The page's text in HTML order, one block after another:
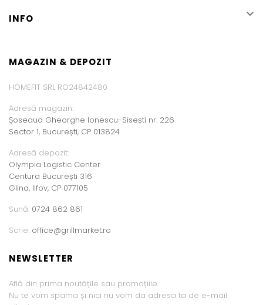
INFO 
MAGAZIN & DEPOZIT
HOMEFIT SRL RO24842480
Adresă magazin:
Șoseaua Gheorghe Ionescu-Sisești nr. 226
Sector 1, București, CP 013824
Adresă depozit:
Olympia Logistic Center
Centura București 316
Glina, Ilfov, CP 077105
Sună: 0724 862 861
Scrie: office@grillmarket.ro
NEWSLETTER
Află din prima noutățile sau promoțiile.
Nu te vom spama și nici nu vom da adresa ta de e-mail